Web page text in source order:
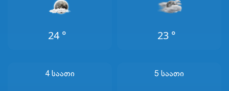
24 ° 23 °
4 Საათი 5 Საათი